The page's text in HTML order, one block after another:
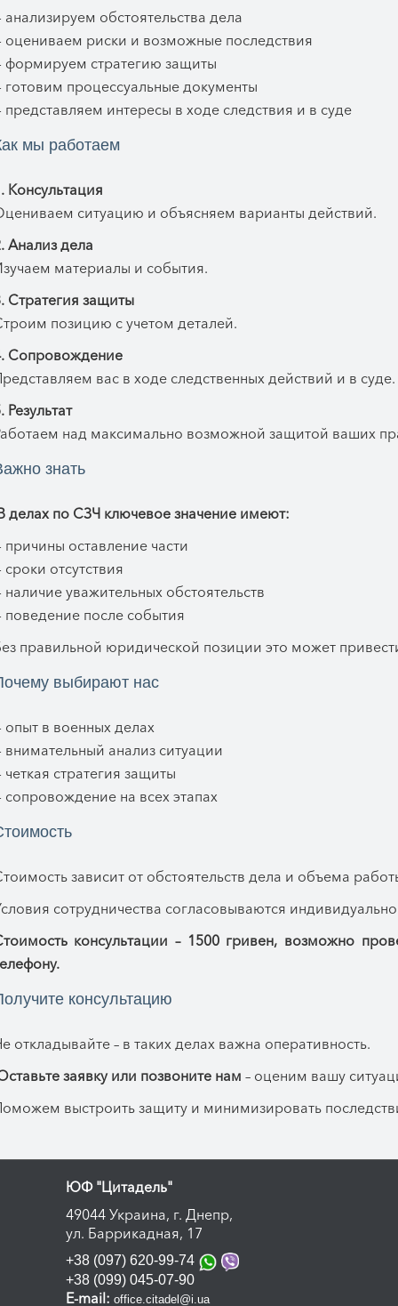
анализируем обстоятельства дела
оцениваем риски и возможные последствия
формируем стратегию защиты
готовим процессуальные документы
представляем интересы в ходе следствия и в суде
мы работаем
Консультация
ситуацию и объясняем варианты действий.
Анализ дела
материалы и события.
Стратегия защиты
позицию с учетом деталей.
Сопровождение
вас в ходе следственных действий и в суде.
Результат
над максимально возможной защитой ваших
знать
делах по СЗЧ ключевое значение имеют:
причины оставление части
сроки отсутствия
наличие уважительных обстоятельств
поведение после события
правильной юридической позиции это может
выбирают нас
опыт в военных делах
внимательный анализ ситуации
четкая стратегия защиты
сопровождение на всех этапах
зависит от обстоятельств дела и объема
сотрудничества согласовываются
консультации – 1500 гривен, возможно
консультацию
откладывайте – в таких делах важна оперативность.
заявку или позвоните нам – оценим вашу
выстроить защиту и минимизировать
ЮФ "Цитадель"
49044 Украина, г. Днепр,
ул. Баррикадная, 17
+38 (097) 620-99-74
+38 (099) 045-07-90
E-mail: office.citadel@i.ua